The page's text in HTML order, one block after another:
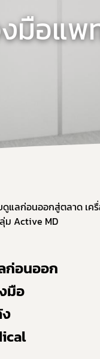
ข่
กา
งมือแ
ดูแลก่อนออกสู่ตลาด เ
ม Active MD
ก่อนออก
มือ